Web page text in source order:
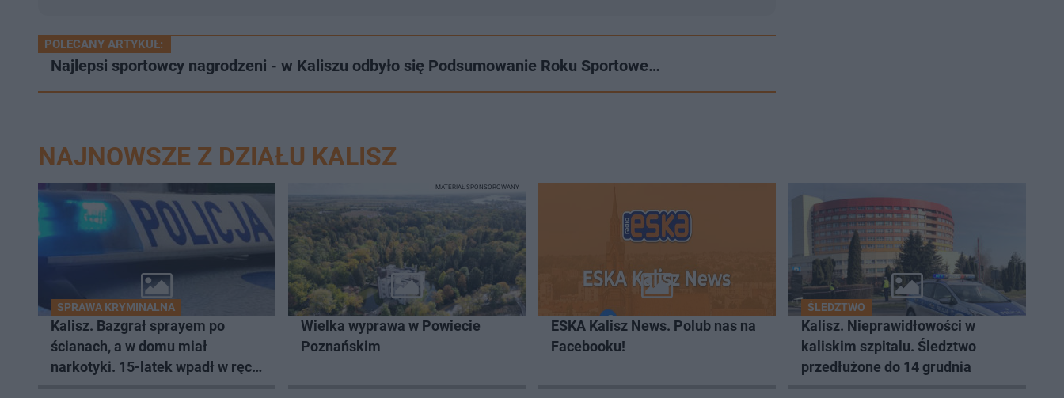
POLECANY ARTYKUŁ:
Najlepsi sportowcy nagrodzeni - w Kaliszu odbyło się Podsumowanie Roku Sportowe…
NAJNOWSZE Z DZIAŁU KALISZ
SPRAWA KRYMINALNA
Kalisz. Bazgrał sprayem po
ścianach, a w domu miał
narkotyki. 15-latek wpadł w ręce
Wielka wyprawa w Powiecie
Poznańskim
MATERIAŁ SPONSOROWANY
ESKA Kalisz News. Polub nas na
Facebooku!
ŚLEDZTWO
Kalisz. Nieprawidłowości w
kaliskim szpitalu. Śledztwo
przedłużone do 14 grudnia